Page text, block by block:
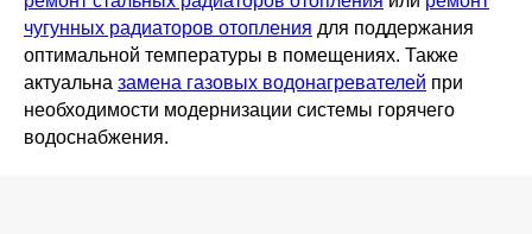
чугунных радиаторов отопления для поддержания
оптимальной температуры в помещениях. Также
актуальна замена газовых водонагревателей при
необходимости модернизации системы горячего
водоснабжения.